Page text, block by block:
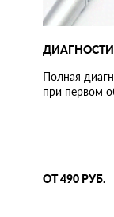
Полная
при первом
ОТ 490 РУБ.